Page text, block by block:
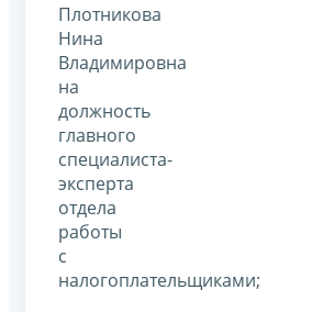
Плотникова
Нина
Владимировна
на
должность
главного
специалиста-
эксперта
отдела
работы
с
налогоплательщиками;